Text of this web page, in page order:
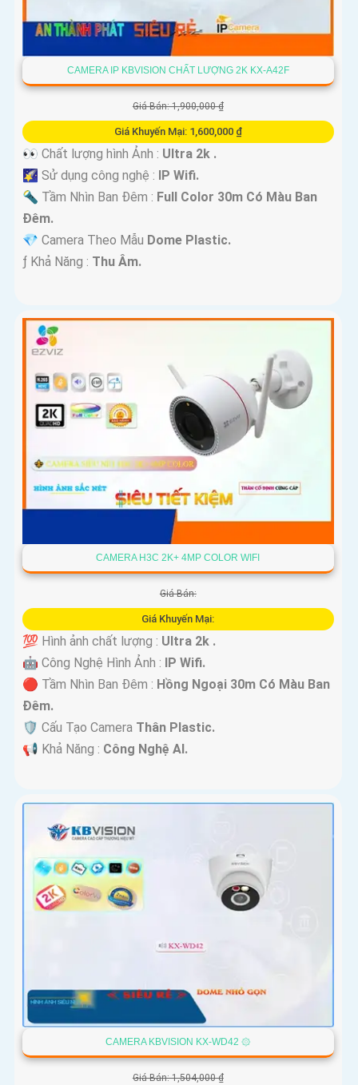
CAMERA IP KBVISION CHẤT LƯỢNG 2K KX-A42F
Giá Bán: 1,900,000 ₫
Giá Khuyến Mại: 1,600,000 ₫
️
👀 Chất lượng hình Ảnh : Ultra 2k .
🌠 Sử dụng công nghệ :
IP Wifi.
🔦 Tầm Nhìn Ban Đêm : Full Color 30m Có Màu Ban
Ðêm.
💎 Camera Theo Mẫu Dome Plastic.
️ƒ Khả Năng : Thu Âm.
CAMERA H3C 2K+ 4MP COLOR WIFI
Giá Bán:
Giá Khuyến Mại:
💯 Hình ảnh chất lượng : Ultra 2k .
🤖️ Công Nghệ Hình Ảnh :
IP Wifi.
🔴 Tầm Nhìn Ban Đêm : Hồng Ngoại 30m Có Màu Ban
Ðêm.
🛡 Cấu Tạo Camera Thân Plastic.
️📢 Khả Năng : Công Nghệ AI.
CAMERA KBVISION KX-WD42 ۞
Giá Bán: 1,504,000 ₫